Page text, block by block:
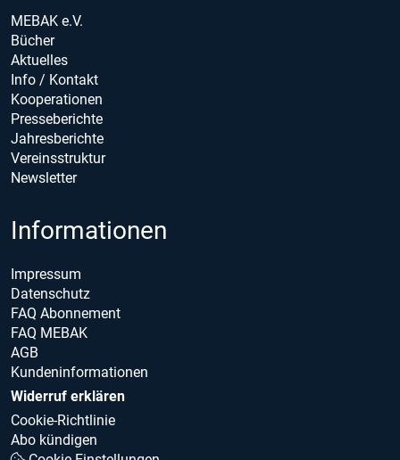
MEBAK e.V.
Bücher
Aktuelles
Info / Kontakt
Kooperationen
Presseberichte
Jahresberichte
Vereinsstruktur
Newsletter
Informationen
Impressum
Datenschutz
FAQ Abonnement
FAQ MEBAK
AGB
Kundeninformationen
Widerruf erklären
Cookie-Richtlinie
Abo kündigen